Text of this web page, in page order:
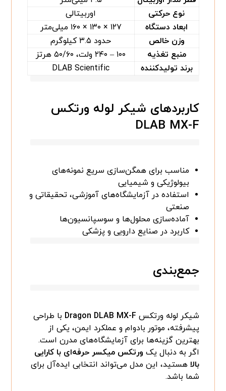
نوع حرکتی
اوربیتالی
ابعاد دستگاه
۱۲۷ × ۱۳۰ × ۱۶۰ میلی‌متر
وزن خالص
حدود ۳.۵ کیلوگرم
منبع تغذیه
۱۰۰ – ۲۴۰ ولت، ۵۰/۶۰ هرتز
برند تولیدکننده
DLAB Scientific
کاربردهای شیکر لوله ورتکس
DLAB MX-F
مناسب برای همگن‌سازی سریع نمونه‌های
بیولوژیکی و شیمیایی
استفاده در آزمایشگاه‌های آموزشی، تحقیقاتی و
صنعتی
آماده‌سازی محلول‌ها و سوسپانسیون‌ها
کاربرد در صنایع دارویی و پزشکی
جمع‌بندی
شیکر لوله ورتکس Dragon DLAB MX-F با طراحی
پیشرفته، موتور بادوام و عملکرد ایمن، یکی از
بهترین گزینه‌ها برای آزمایشگاه‌های مدرن است.
اگر به دنبال یک ورتکس میکسر حرفه‌ای با کارایی
بالا هستید، این مدل می‌تواند انتخابی ایده‌آل برای
شما باشد.